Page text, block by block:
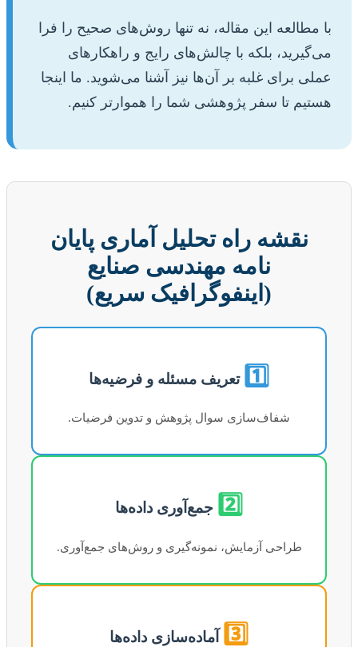
با مطالعه این مقاله، نه تنها روش‌های صحیح را فرا
می‌گیرید، بلکه با چالش‌های رایج و راهکارهای
عملی برای غلبه بر آن‌ها نیز آشنا می‌شوید. ما اینجا
هستیم تا سفر پژوهشی شما را هموارتر کنیم.
نقشه راه تحلیل آماری پایان
نامه مهندسی صنایع
(اینفوگرافیک سریع)
1️⃣ تعریف مسئله و فرضیه‌ها
شفاف‌سازی سوال پژوهش و تدوین فرضیات.
2️⃣ جمع‌آوری داده‌ها
طراحی آزمایش، نمونه‌گیری و روش‌های جمع‌آوری.
3️⃣ آماده‌سازی داده‌ها